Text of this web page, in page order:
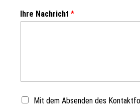
Ihre Nachricht *
Mit dem Absenden des